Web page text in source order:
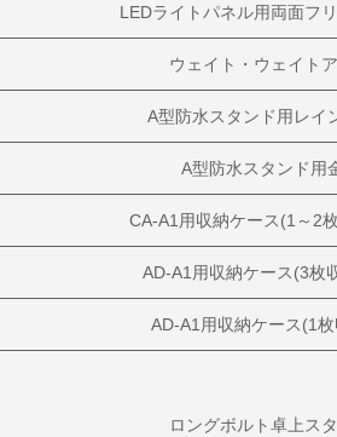
LEDライトパネル用両面フ
ウェイト・ウェイト
A型防水スタンド用レイ
A型防水スタンド用
CA-A1用収納ケース(1～2
AD-A1用収納ケース(3枚
AD-A1用収納ケース(1
ロングボルト卓上ス